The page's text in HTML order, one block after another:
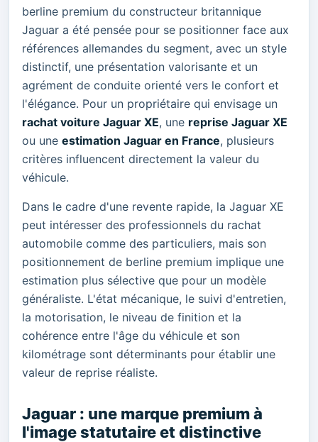
berline premium du constructeur britannique
Jaguar a été pensée pour se positionner face aux
références allemandes du segment, avec un style
distinctif, une présentation valorisante et un
agrément de conduite orienté vers le confort et
l'élégance. Pour un propriétaire qui envisage un
rachat voiture Jaguar XE, une reprise Jaguar XE
ou une estimation Jaguar en France, plusieurs
critères influencent directement la valeur du
véhicule.
Dans le cadre d'une revente rapide, la Jaguar XE
peut intéresser des professionnels du rachat
automobile comme des particuliers, mais son
positionnement de berline premium implique une
estimation plus sélective que pour un modèle
généraliste. L'état mécanique, le suivi d'entretien,
la motorisation, le niveau de finition et la
cohérence entre l'âge du véhicule et son
kilométrage sont déterminants pour établir une
valeur de reprise réaliste.
Jaguar : une marque premium à
l'image statutaire et distinctive